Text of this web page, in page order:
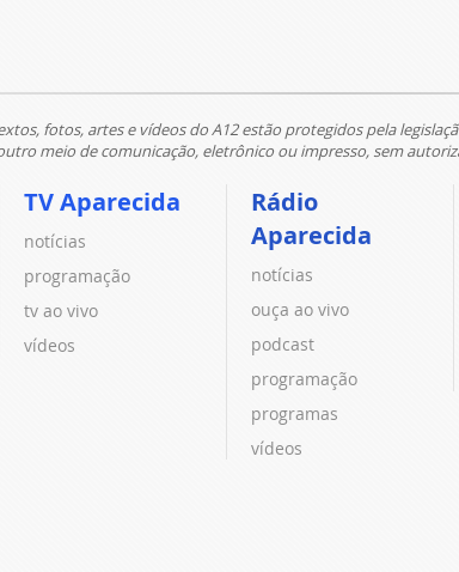
fotos, artes e vídeos do A12 estão protegidos pela
meio de comunicação, eletrônico ou impresso, sem
TV Aparecida
notícias
programação
tv ao vivo
vídeos
Rádio
Aparecida
notícias
ouça ao vivo
podcast
programação
programas
vídeos